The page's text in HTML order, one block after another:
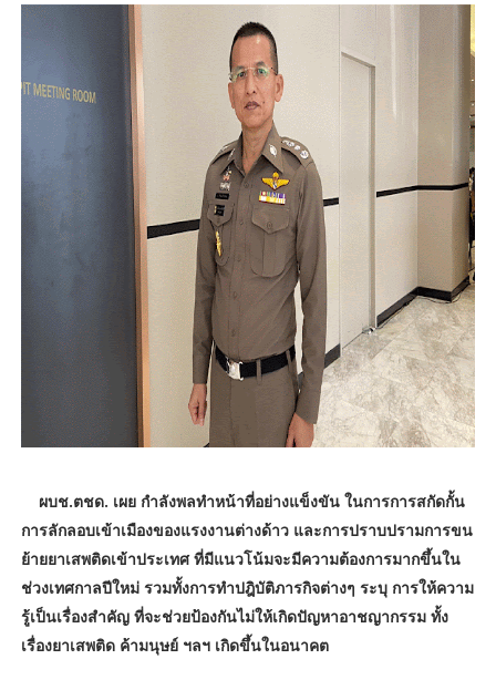
ผบช.ตชด. เผย กำลังพลทำหน้าที่อย่างแข็งขัน ในการการสกัดกั้น
การลักลอบเข้าเมืองของแรงงานต่างด้าว และการปราบปรามการขน
ย้ายยาเสพติดเข้าประเทศ ที่มีแนวโน้มจะมีความต้องการมากขึ้นใน
ช่วงเทศกาลปีใหม่ รวมทั้งการทำปฎิบัติภารกิจต่างๆ ระบุ การให้ความ
รู้เป็นเรื่องสำคัญ ที่จะช่วยป้องกันไม่ให้เกิดปัญหาอาชญากรรม ทั้ง
เรื่องยาเสพติด ค้ามนุษย์ ฯลฯ เกิดขึ้นในอนาคต